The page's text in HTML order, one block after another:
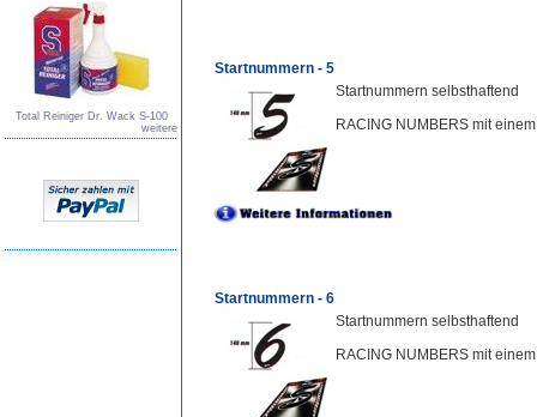
Total Reiniger Dr. Wack S-100
weitere
Startnummern - 5
Startnummern selbsthaftend
RACING NUMBERS mit
Startnummern - 6
Startnummern selbsthaftend
RACING NUMBERS mit